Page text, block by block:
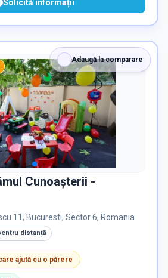
Solicită informații
Adaugă la comparare
Cunoașterii -
11, Bucuresti, Sector 6, Romania
distanță
ajută cu o părere